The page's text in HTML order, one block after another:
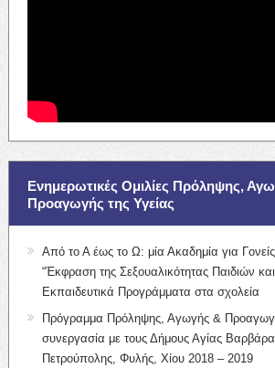
Ενημερωτικές Ομιλίες Πρόληψης,
Προαγωγής της Υγείας
Από το Α έως το Ω: μία Ακαδημία για
“Έκφραση της Σεξουαλικότητας Παιδιών
Εκπαιδευτικά Προγράμματα στα σχολεία
Πρόγραμμα Πρόληψης, Αγωγής &
συνεργασία με τους Δήμους Αγίας
Πετρούπολης, Φυλής, Χίου 2018 – 2019